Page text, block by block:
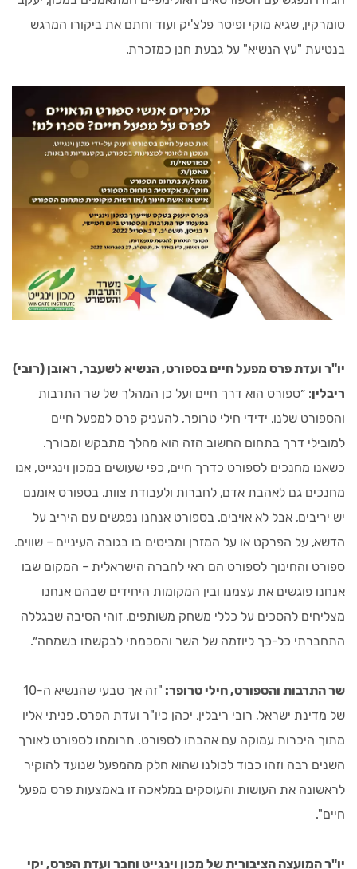
טומרקין, שגיא מוקי ופיטר פלצ'יק ועוד וחתם את ביקורו המרגש
בנטיעת "עץ הנשיא" על גבעת חנן כמזכרת.
יו"ר ועדת פרס מפעל חיים בספורט, הנשיא לשעבר, ראובן (רובי)
ריבלין: ״ספורט הוא דרך חיים ועל כן המהלך של שר התרבות
והספורט שלנו, ידידי חילי טרופר, להעניק פרס למפעל חיים
למובילי דרך בתחום החשוב הזה הוא מהלך מתבקש ומבורך.
כשאנו מחנכים לספורט כדרך חיים, כפי שעושים במכון וינגייט, אנו
מחנכים גם לאהבת אדם, לחברות ולעבודת צוות. בספורט אומנם
יש יריבים, אבל לא אויבים. בספורט אנחנו נפגשים עם היריב על
הדשא, על הפרקט או על המזרן ומביטים בו בגובה העיניים – שווים.
ספורט והחינוך לספורט הם ראי לחברה הישראלית – המקום שבו
אנחנו פוגשים את עצמנו ובין המקומות היחידים שבהם אנחנו
מצליחים להסכים על כללי משחק משותפים. זוהי הסיבה שבגללה
התחברתי כל-כך ליוזמה של השר והסכמתי לבקשתו בשמחה״.
שר התרבות והספורט, חילי טרופר:
"זה אך טבעי שהנשיא ה-10
של מדינת ישראל, רובי ריבלין, יכהן כיו"ר ועדת הפרס. פניתי אליו
מתוך היכרות עמוקה עם אהבתו לספורט. תרומתו לספורט לאורך
השנים רבה וזהו כבוד לכולנו שהוא חלק מהמפעל שנועד להוקיר
לראשונה את העושות והעוסקים במלאכה זו באמצעות פרס מפעל
חיים".
יו"ר המועצה הציבורית של מכון וינגייט וחבר ועדת הפרס, יקי